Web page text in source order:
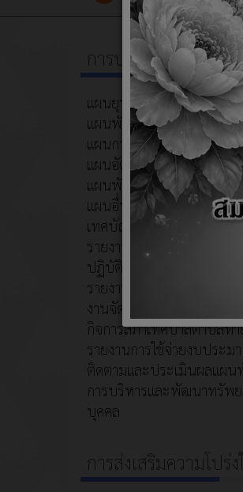
การบริหารงาน
แผนยุทธศาสตร์การพัฒนา
แผนพัฒนาท้องถิ่น
แผนการดำเนินงาน
แผนอัตรากำลัง
แผนพัฒนาบุคลากร
แผนอื่นๆ
เทศบัญญัติ
รายงานผลการดำเนินงาน/การ
ปฏิบัติงาน
รายงานงบการเงิน
งานจัดเก็บและพัฒนารายได้
กิจการสภาเทศบาลตำบลท้า
รายงานการใช้จ่ายงบประม
ติดตามและประเมินผลแผ
การบริหารและพัฒนาทรัพย
บุคคล
การส่งเสริมความโปร่ง